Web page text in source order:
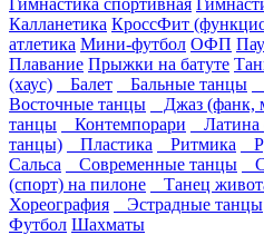
Гимнастика спортивная
Калланетика КроссФит
атлетика Мини-футбол ОФП
Плавание Прыжки на батуте
(хаус)
Балет Бальные танцы
Восточные танцы
Джаз (фанк,
танцы
Контемпорари
Латина
танцы)
Пластика Ритмика
Сальса
Современные танцы
(спорт) на пилоне
Танец
Хореография
Эстрадные танцы
Футбол Шахматы